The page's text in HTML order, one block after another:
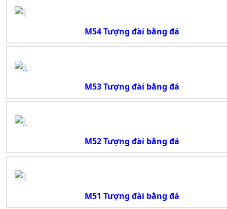
M54 Tượng đài bằng đá
M53 Tượng đài bằng đá
M52 Tượng đài bằng đá
M51 Tượng đài bằng đá